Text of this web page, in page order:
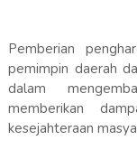
Pemberian
pemimpin daerah
dalam
memberikan
kesejahteraan